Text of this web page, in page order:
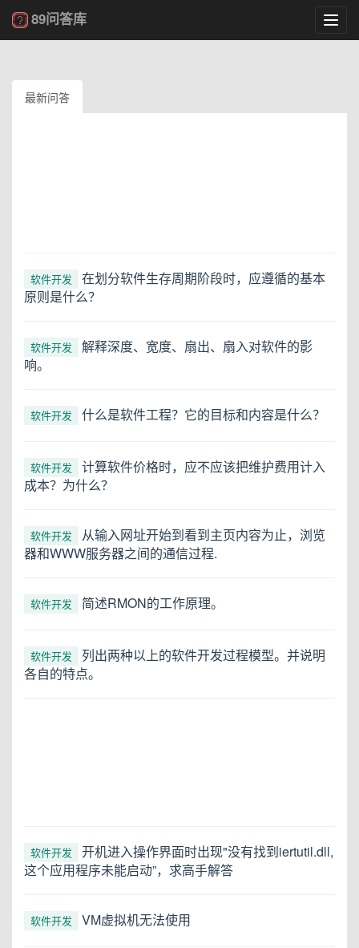
89问答库
最新问答
软件开发
在划分软件生存周期阶段时，应遵循的基本
原则是什么？
软件开发
解释深度、宽度、扇出、扇入对软件的影
响。
软件开发 什么是软件工程？它的目标和内容是什么？
软件开发
计算软件价格时，应不应该把维护费用计入
成本？为什么？
软件开发
从输入网址开始到看到主页内容为止，浏览
器和WWW服务器之间的通信过程.
软件开发 简述RMON的工作原理。
软件开发
列出两种以上的软件开发过程模型。并说明
各自的特点。
软件开发
开机进入操作界面时出现"没有找到iertutil.dll,
这个应用程序未能启动”，求高手解答
软件开发 VM虚拟机无法使用